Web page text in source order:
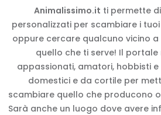
Animalissimo.it ti permette
personalizzati per scambiare i
oppure cercare qualcuno vicino
quello che ti serve! Il portale
appassionati, amatori, hobbisti
domestici e da cortile per
scambiare quello che producono
Sarà anche un luogo dove avere